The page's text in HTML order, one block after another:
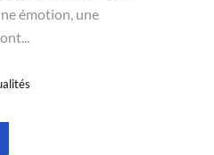
émotion, une